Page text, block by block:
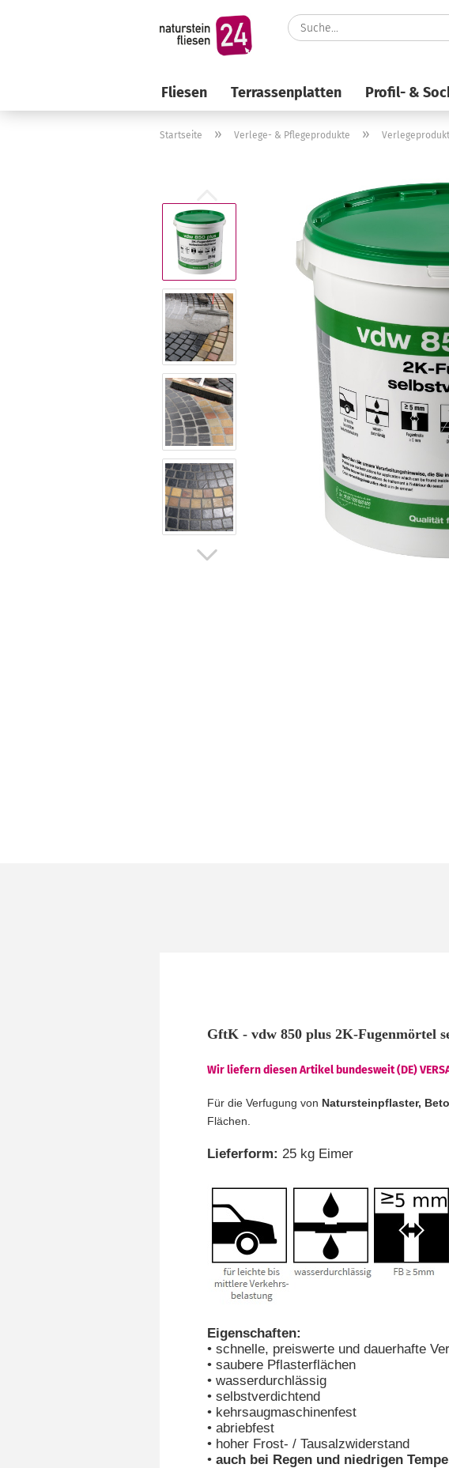
Fliesen Terrassenplatten Profil- &
Startseite » Verlege- & Pflegeprodukte »
GftK - vdw 850 plus 2K-Fugenmörtel
Wir liefern diesen Artikel bundesweit (DE)
Für die Verfugung von Natursteinpflaster,
Flächen.
Lieferform: 25 kg Eimer
Eigenschaften:
• schnelle, preiswerte und dauerhafte
• saubere Pflasterflächen
• wasserdurchlässig
• selbstverdichtend
• kehrsaugmaschinenfest
• abriebfest
• hoher Frost- / Tausalzwiderstand
• auch bei Regen und niedrigen